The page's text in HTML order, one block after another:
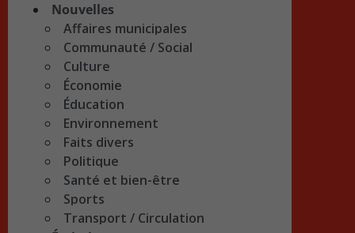
Nouvelles
Affaires municipales
Communauté / Social
Culture
Économie
Éducation
Environnement
Faits divers
Politique
Santé et bien-être
Sports
Transport / Circulation